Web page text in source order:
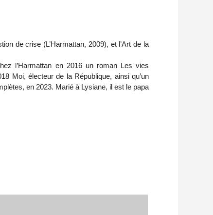
de crise (L’Harmattan, 2009), et l’Art de la
l’Harmattan en 2016 un roman Les vies
Moi, électeur de la République, ainsi qu’un
en 2023. Marié à Lysiane, il est le papa